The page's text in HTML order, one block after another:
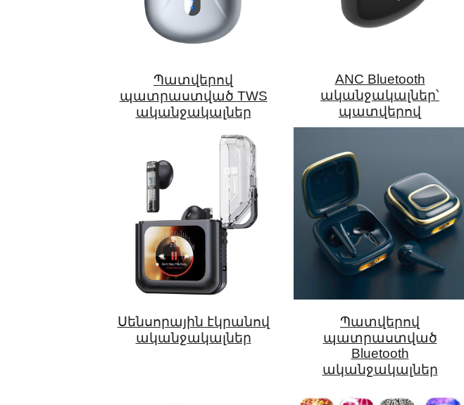
Պատվերով
պատրաստված TWS
ականջակալներ
ANC Bluetooth
ականջակալներ՝
պատվերով
Սենսորային էկրանով
ականջակալներ
Պատվերով
պատրաստված
Bluetooth
ականջակալներ